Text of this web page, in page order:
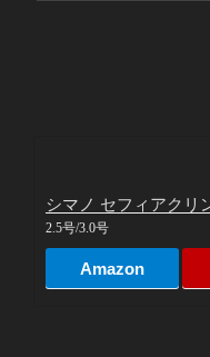
シマノ セフィアクリ
2.5号/3.0号
Amazon